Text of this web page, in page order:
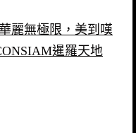
麗無極限，美到嘆
暹羅天地